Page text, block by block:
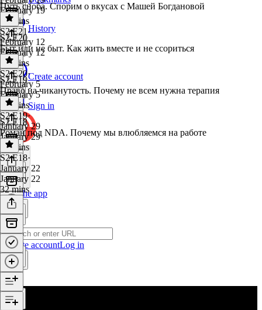
History
Create account
Sign in
Get the app
Create accountLog in
February 19
31 mins
Путь сноба. Спорим о вкусах с Машей Богдановой
S2 E21 ·
February 12
February 12
41 mins
S2 E20
Быт или не быт. Как жить вместе и не ссориться
S2 E20·
February 5
February 5
36 mins
S2 E19
Право на чиканутость. Почему не всем нужна терапия
S2 E19·
January 29
January 29
39 mins
S2 E18
Роман под NDA. Почему мы влюбляемся на работе
S2 E18·
January 22
January 22
32 mins